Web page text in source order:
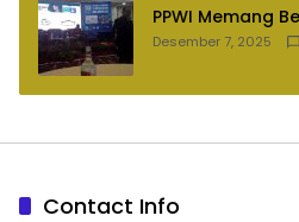
PPWI Memang
Desember 7, 2025
Contact Info